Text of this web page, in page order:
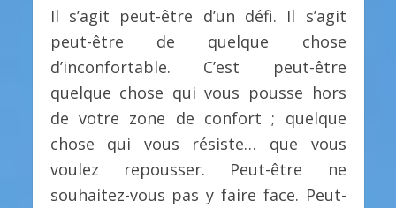
Il s’agit peut-être d’un défi. Il s’agit
peut-être de quelque chose
d’inconfortable. C’est peut-être
quelque chose qui vous pousse hors
de votre zone de confort ; quelque
chose qui vous résiste… que vous
voulez repousser. Peut-être ne
souhaitez-vous pas y faire face. Peut-